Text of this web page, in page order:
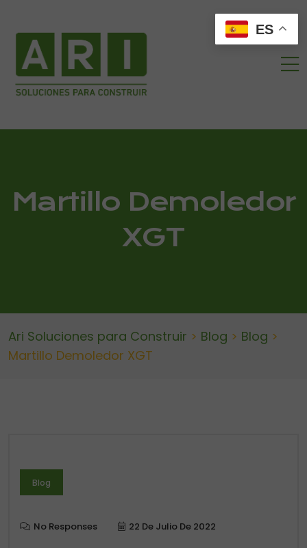
Martillo Demoledor
XGT
Ari Soluciones para Construir > Blog > Blog >
Martillo Demoledor XGT
Blog
No Responses 22 De Julio De 2022
ES